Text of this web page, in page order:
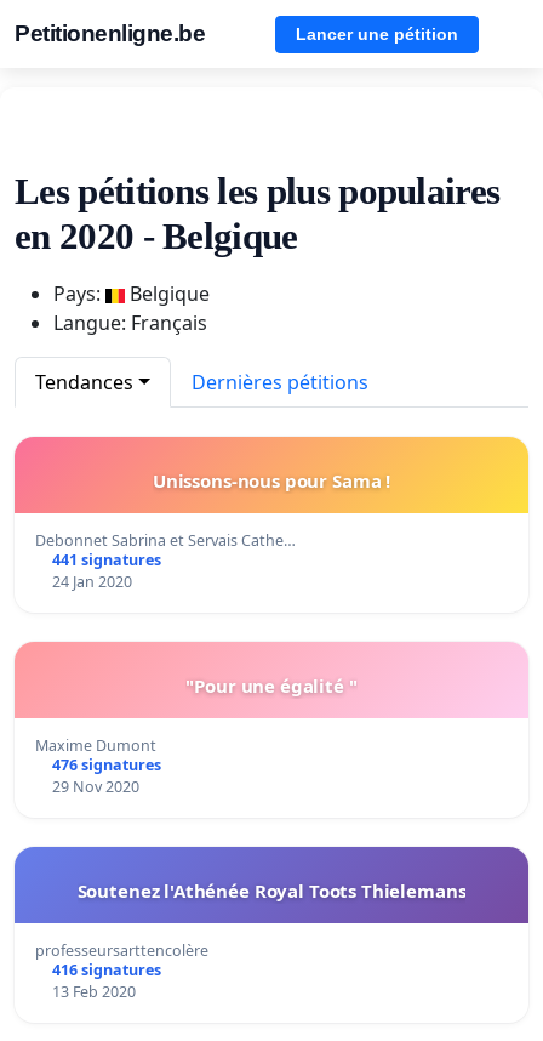
Petitionenligne.be Lancer une pétition
Les pétitions les plus populaires
en 2020 - Belgique
Pays:
Belgique
Langue: Français
Tendances Dernières pétitions
Unissons-nous pour Sama !
Debonnet Sabrina et Servais Cathe…
441 signatures
24 Jan 2020
"Pour une égalité "
Maxime Dumont
476 signatures
29 Nov 2020
Soutenez l'Athénée Royal Toots Thielemans
professeursarttencolère
416 signatures
13 Feb 2020